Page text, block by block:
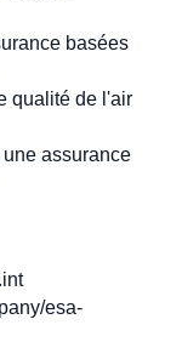
basées
qualité de l'air
assurance
esa-